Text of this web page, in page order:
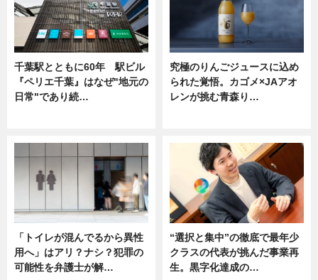
千葉駅とともに60年 駅ビル
『ペリエ千葉』はなぜ"地元の
日常"であり続…
究極のりんごジュースに込め
られた覚悟。カゴメ×JAアオ
レンが挑む青森り…
「トイレが混んでるから異性
用へ」はアリ？ナシ？犯罪の
可能性を弁護士が解…
“選択と集中”の徹底で最年少
クラスの代表が挑んだ事業再
生。黒字化達成の…